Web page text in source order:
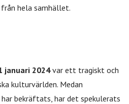
hela samhället.
januari 2024var ett tragiskt och
kulturvärlden. Medan
bekräftats, har det spekulerats